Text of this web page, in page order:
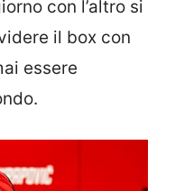
con l’altro si
il box con
essere